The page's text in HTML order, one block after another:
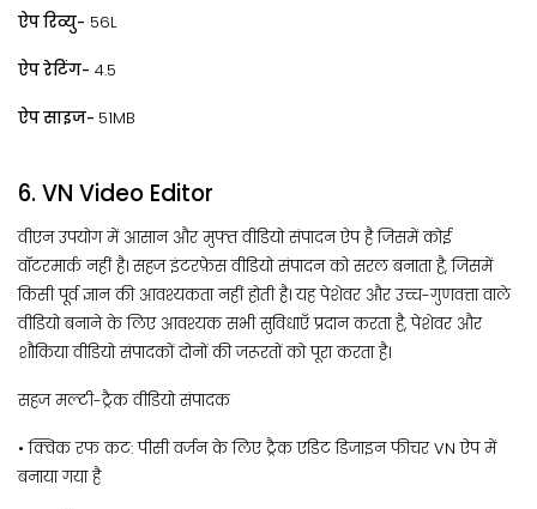
ऐप रिव्यु- 56L
ऐप रेटिंग- 4.5
ऐप साइज- 51MB
6. VN Video Editor
वीएन उपयोग में आसान और मुफ्त वीडियो संपादन ऐप है जिसमें कोई
वॉटरमार्क नहीं है। सहज इंटरफ़ेस वीडियो संपादन को सरल बनाता है, जिसमें
किसी पूर्व ज्ञान की आवश्यकता नहीं होती है। यह पेशेवर और उच्च-गुणवत्ता वाले
वीडियो बनाने के लिए आवश्यक सभी सुविधाएँ प्रदान करता है, पेशेवर और
शौकिया वीडियो संपादकों दोनों की जरूरतों को पूरा करता है।
सहज मल्टी-ट्रैक वीडियो संपादक
• क्विक रफ कट: पीसी वर्जन के लिए ट्रैक एडिट डिजाइन फीचर VN ऐप में
बनाया गया है